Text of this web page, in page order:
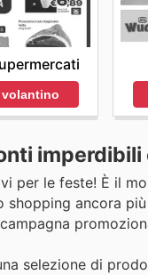
per le feste! È il
ancora
selezione di